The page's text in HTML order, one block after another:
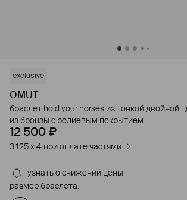
exclusive
OMUT
браслет hold your horses из тонкой двойной
из бронзы с родиевым покрытием
12 500 ₽
3 125 x 4 при оплате частями
узнать о снижении цены
размер браслета: